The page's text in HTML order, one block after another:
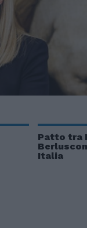
Patto tra
Italia